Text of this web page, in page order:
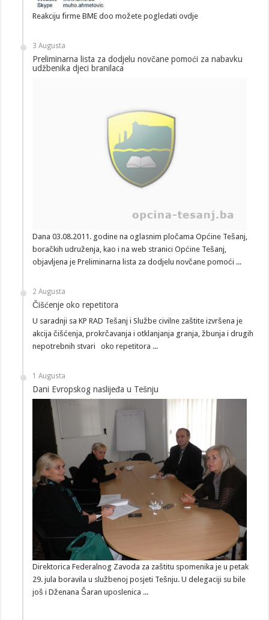
Reakciju firme BME doo možete pogledati ovdje
3 Augusta
Preliminarna lista za dodjelu novčane pomoći za nabavku
udžbenika djeci branilaca
Dana 03.08.2011. godine na oglasnim pločama Općine Tešanj,
boračkih udruženja, kao i na web stranici Općine Tešanj,
objavljena je Preliminarna lista za dodjelu novčane pomoći ...
2 Augusta
Čišćenje oko repetitora
U saradnji sa KP RAD Tešanj i Službe civilne zaštite izvršena je
akcija čišćenja, prokrčavanja i otklanjanja granja, žbunja i drugih
nepotrebnih stvari oko repetitora ...
1 Augusta
Dani Evropskog naslijeđa u Tešnju
Direktorica Federalnog Zavoda za zaštitu spomenika je u petak
29. jula boravila u službenoj posjeti Tešnju. U delegaciji su bile
još i Dženana Šaran uposlenica ...